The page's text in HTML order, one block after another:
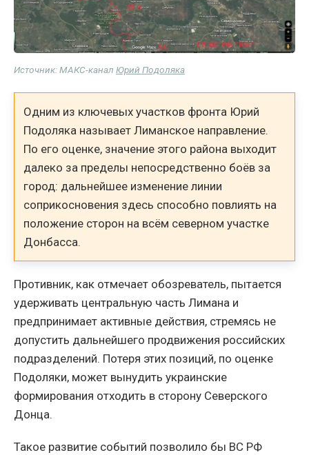
Источник: МАКС-канал Юрий Подоляка
Одним из ключевых участков фронта Юрий
Подоляка называет Лиманское направление.
По его оценке, значение этого района выходит
далеко за пределы непосредственно боёв за
город: дальнейшее изменение линии
соприкосновения здесь способно повлиять на
положение сторон на всём северном участке
Донбасса.
Противник, как отмечает обозреватель, пытается
удерживать центральную часть Лимана и
предпринимает активные действия, стремясь не
допустить дальнейшего продвижения российских
подразделений. Потеря этих позиций, по оценке
Подоляки, может вынудить украинские
формирования отходить в сторону Северского
Донца.
Такое развитие событий позволило бы ВС РФ